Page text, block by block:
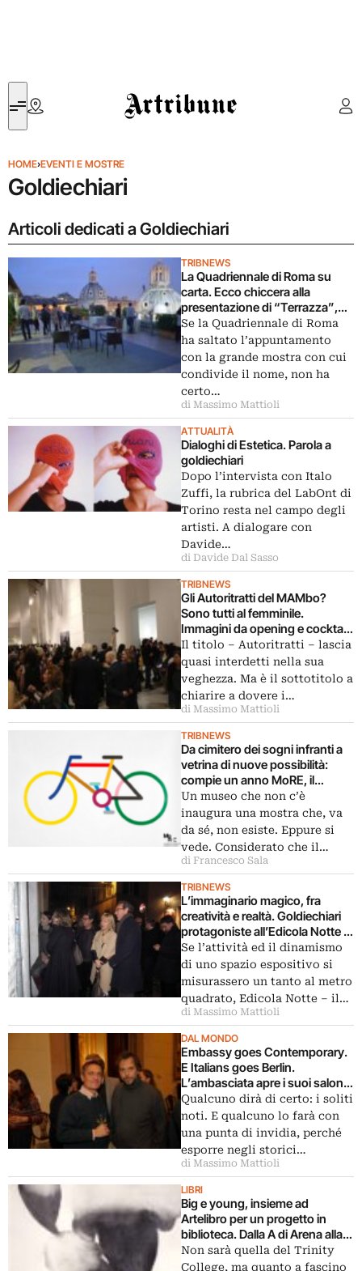
Artribune
HOME›EVENTI E MOSTRE
Goldiechiari
Articoli dedicati a Goldiechiari
TRIBNEWS
La Quadriennale di Roma su
carta. Ecco chiccera alla
presentazione di “Terrazza”,
atlante della giovane arte in
Italia realizzato assieme
all’Associazione Civita
Se la Quadriennale di Roma
ha saltato l’appuntamento
con la grande mostra con cui
condivide il nome, non ha
certo…
di Massimo Mattioli
ATTUALITÀ
Dialoghi di Estetica. Parola a
goldiechiari
Dopo l’intervista con Italo
Zuffi, la rubrica del LabOnt di
Torino resta nel campo degli
artisti. A dialogare con
Davide…
di Davide Dal Sasso
TRIBNEWS
Gli Autoritratti del MAMbo?
Sono tutti al femminile.
Immagini da opening e cocktail
della mostra al museo
bolognese…
Il titolo – Autoritratti – lascia
quasi interdetti nella sua
veghezza. Ma è il sottotitolo a
chiarire a dovere i…
di Massimo Mattioli
TRIBNEWS
Da cimitero dei sogni infranti a
vetrina di nuove possibilità:
compie un anno MoRE, il
museo virtuale che raccoglie
progetti artistici mai realizzati. E
inaugura la sua prima
temporanea on-line, con opere
originali di Presicce, Bertocchi,
Hirsch…
Un museo che non c’è
inaugura una mostra che, va
da sé, non esiste. Eppure si
vede. Considerato che il…
di Francesco Sala
TRIBNEWS
L’immaginario magico, fra
creatività e realtà. Goldiechiari
protagoniste all’Edicola Notte di
H.H. Lim, ecco la fotogallery
dell’opening romano
Se l’attività ed il dinamismo
di uno spazio espositivo si
misurassero un tanto al metro
quadrato, Edicola Notte – il…
di Massimo Mattioli
DAL MONDO
Embassy goes Contemporary.
E Italians goes Berlin.
L’ambasciata apre i suoi saloni
ai giovani artisti del Museion:
ecco chiccera all’opening sul
Tiergarten
Qualcuno dirà di certo: i soliti
noti. E qualcuno lo farà con
una punta di invidia, perché
esporre negli storici…
di Massimo Mattioli
LIBRI
Big e young, insieme ad
Artelibro per un progetto in
biblioteca. Dalla A di Arena alla X
di Xerra: sessanta frontespizi
“impossibili” esposti
Non sarà quella del Trinity
College, ma quanto a fascino